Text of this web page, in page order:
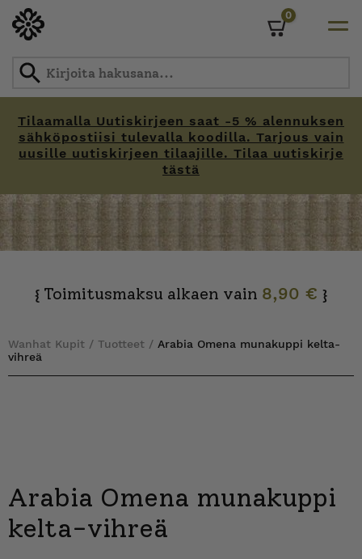
Tilaamalla Uutiskirjeen saat -5 % alennuksen
sähköpostiisi tulevalla koodilla. Tarjous vain
uusille uutiskirjeen tilaajille. Tilaa uutiskirje
tästä
0
{ Toimitusmaksu alkaen vain 8,90 € }
Wanhat Kupit / Tuotteet / Arabia Omena munakuppi kelta-
vihreä
Arabia Omena munakuppi
kelta-vihreä